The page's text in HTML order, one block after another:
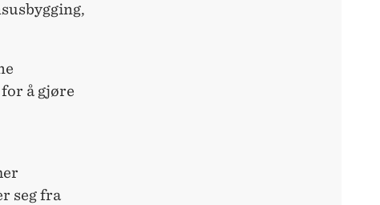
å gjøre
seg fra